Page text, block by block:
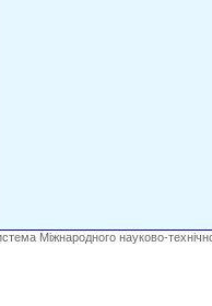
Міжнародного науково-